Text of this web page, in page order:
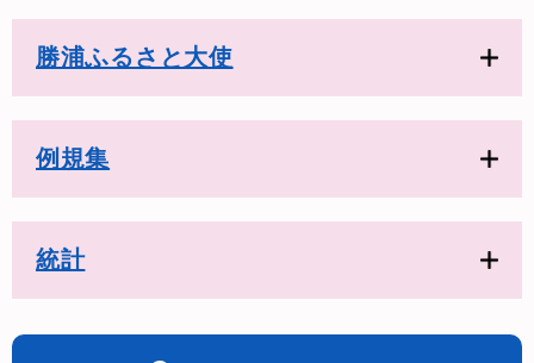
勝浦ふるさと大使
例規集
統計